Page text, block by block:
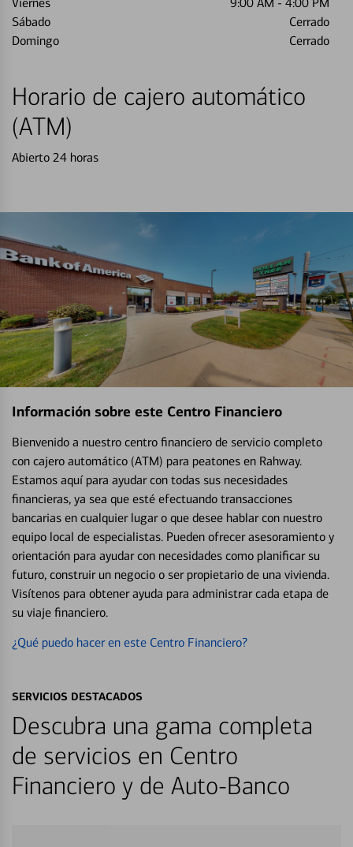
Sábado
Cerrado
Domingo
Cerrado
Horario de cajero automático
(ATM)
Abierto 24 horas
Información sobre este Centro Financiero
Bienvenido a nuestro centro financiero de servicio completo
con cajero automático (ATM) para peatones en Rahway.
Estamos aquí para ayudar con todas sus necesidades
financieras, ya sea que esté efectuando transacciones
bancarias en cualquier lugar o que desee hablar con nuestro
equipo local de especialistas. Pueden ofrecer asesoramiento y
orientación para ayudar con necesidades como planificar su
futuro, construir un negocio o ser propietario de una vivienda.
Visítenos para obtener ayuda para administrar cada etapa de
su viaje financiero.
¿Qué puedo hacer en este Centro Financiero?
SERVICIOS DESTACADOS
Descubra una gama completa
de servicios en Centro
Financiero y de Auto-Banco